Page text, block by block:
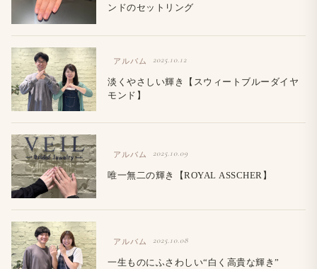
ンドのセットリング
アルバム 2025.10.12
淡くやさしい輝き【スウィートブルーダイヤ
モンド】
アルバム 2025.10.09
唯一無二の輝き【ROYAL ASSCHER】
アルバム 2025.10.08
一生ものにふさわしい“白く高貴な輝き”